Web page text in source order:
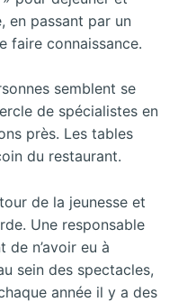
en passant par un
faire connaissance.
semblent se
de spécialistes en
près. Les tables
du restaurant.
de la jeunesse et
Une responsable
de n’avoir eu à
sein des spectacles,
année il y a des